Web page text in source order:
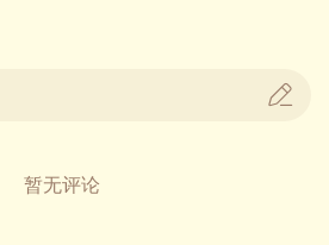
暂无评论